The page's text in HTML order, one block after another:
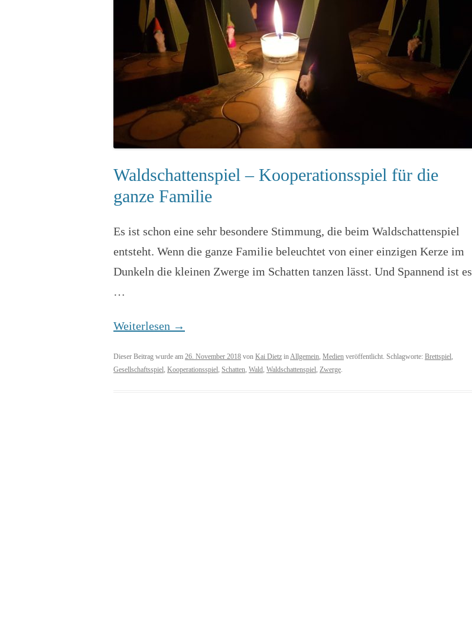
Waldschattenspiel – Kooperationsspiel für die
ganze Familie
Es ist schon eine sehr besondere Stimmung, die beim Waldschattenspiel
entsteht. Wenn die ganze Familie beleuchtet von einer einzigen Kerze im
Dunkeln die kleinen Zwerge im Schatten tanzen lässt. Und Spannend ist es
…
Weiterlesen →
Dieser Beitrag wurde am 26. November 2018 von Kai Dietz inAllgemein, Medien veröffentlicht. Schlagworte: Brettspiel,
Gesellschaftsspiel, Kooperationsspiel, Schatten, Wald, Waldschattenspiel, Zwerge.